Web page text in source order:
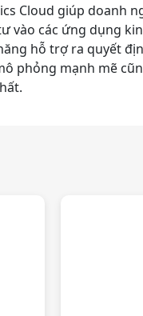
Cloud giúp doanh
vào các ứng dụng
hỗ trợ ra quyết
phỏng mạnh mẽ